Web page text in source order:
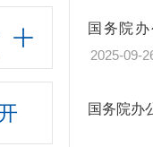
国务院
2025-09-
国务院办